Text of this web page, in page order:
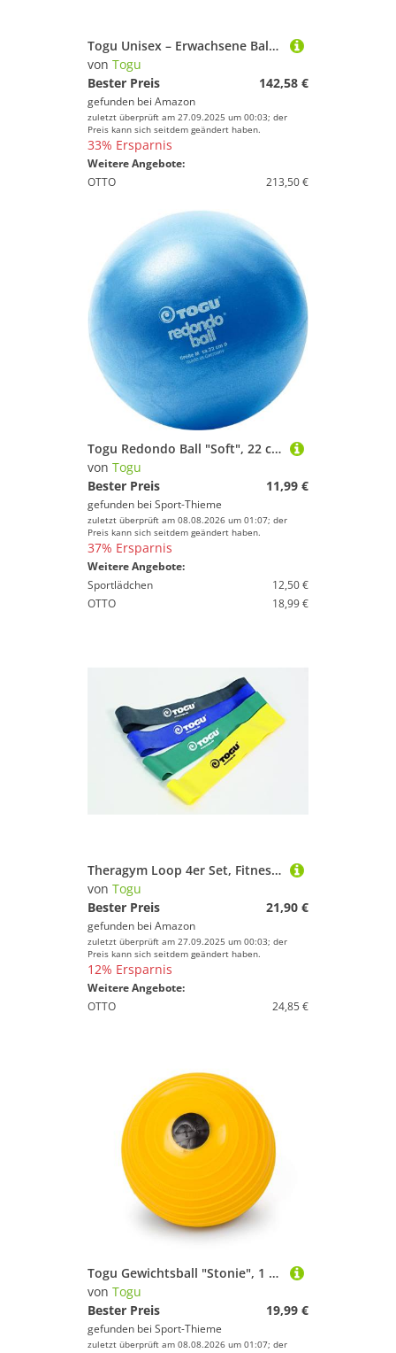
Togu Unisex – Erwachsene Balancegerät Balanza Freeride holzfarben, rot, 100 x 30 x 14 cm
von Togu
Bester Preis
142,58 €
gefunden bei Amazon
zuletzt überprüft am 27.09.2025 um 00:03; der
Preis kann sich seitdem geändert haben.
33% Ersparnis
Weitere Angebote:
OTTO
213,50 €
Togu Redondo Ball "Soft", 22 cm
von Togu
Bester Preis
11,99 €
gefunden bei Sport-Thieme
zuletzt überprüft am 08.08.2026 um 01:07; der
Preis kann sich seitdem geändert haben.
37% Ersparnis
Weitere Angebote:
Sportlädchen
12,50 €
OTTO
18,99 €
Theragym Loop 4er Set, Fitnessband
von Togu
Bester Preis
21,90 €
gefunden bei Amazon
zuletzt überprüft am 27.09.2025 um 00:03; der
Preis kann sich seitdem geändert haben.
12% Ersparnis
Weitere Angebote:
OTTO
24,85 €
Togu Gewichtsball "Stonie", 1 kg, Gelb
von Togu
Bester Preis
19,99 €
gefunden bei Sport-Thieme
zuletzt überprüft am 08.08.2026 um 01:07; der